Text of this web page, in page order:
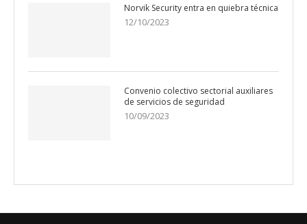
Norvik Security entra en quiebra técnica
12/10/2023
Convenio colectivo sectorial auxiliares
de servicios de seguridad
10/09/2023